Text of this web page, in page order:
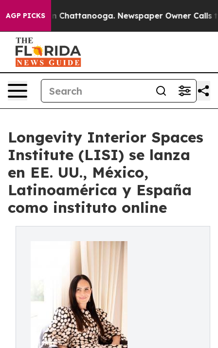
AGP PICKSin Chattanooga. Newspaper Owner Calls the
Longevity Interior Spaces
Institute (LISI) se lanza
en EE. UU., México,
Latinoamérica y España
como instituto online